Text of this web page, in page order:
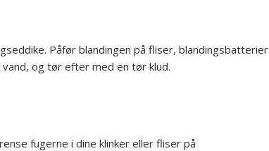
Påfør blandingen på fliser, blandingsbatterier
og tør efter med en tør klud.
fugerne i dine klinker eller fliser på